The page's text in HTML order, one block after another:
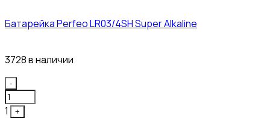
Батарейка Perfeo LR03/4SH Super Alkaline
3728 в наличии
Quantity
-
1
+